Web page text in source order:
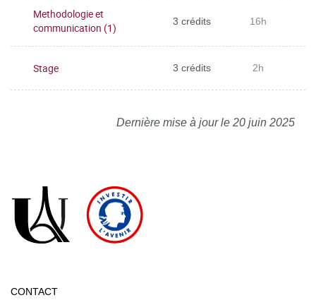
Methodologie et
communication (1)
3 crédits 16h
Stage 3 crédits 2h
Dernière mise à jour le 20 juin 2025
CONTACT